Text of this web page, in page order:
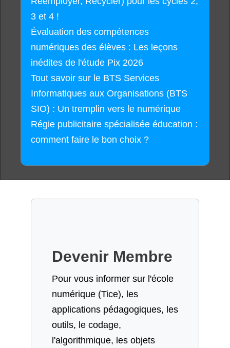
3 et 4 !
Évaluation des compétences
numériques des élèves : Les leçons
inédites de l'étude Pix 2026
Tout savoir sur le BTS Services
Informatiques aux Organisations (BTS
SIO) : Un tremplin vers le numérique
Régie publicitaire spécialisée éducation :
comment faire le bon choix ?
Devenir Membre
Pour vous informer sur l'école
numérique (Tice), les
applications pédagogiques, les
outils, le codage,
l'algorithmique, les objets